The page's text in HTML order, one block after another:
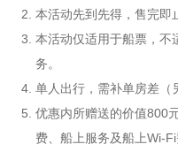
本活动先到先得，售完即
本活动仅适用于船票，不
务。
单人出行，需补单房差（
优惠内所赠送的价值800
费、船上服务及船上Wi-